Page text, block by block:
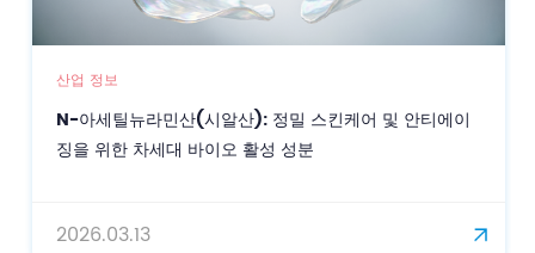
산업 정보
N-아세틸뉴라민산(시알산): 정밀 스킨케어 및 안티에이
징을 위한 차세대 바이오 활성 성분
2026.03.13